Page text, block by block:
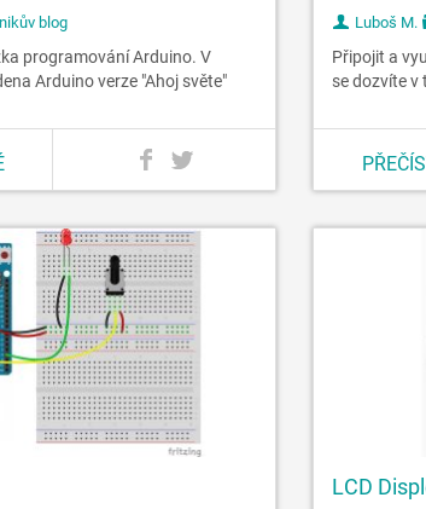
blog
programování Arduino. V
Arduino verze "Ahoj světe"
Luboš M.
Připojit a
se dozvíte
LCD